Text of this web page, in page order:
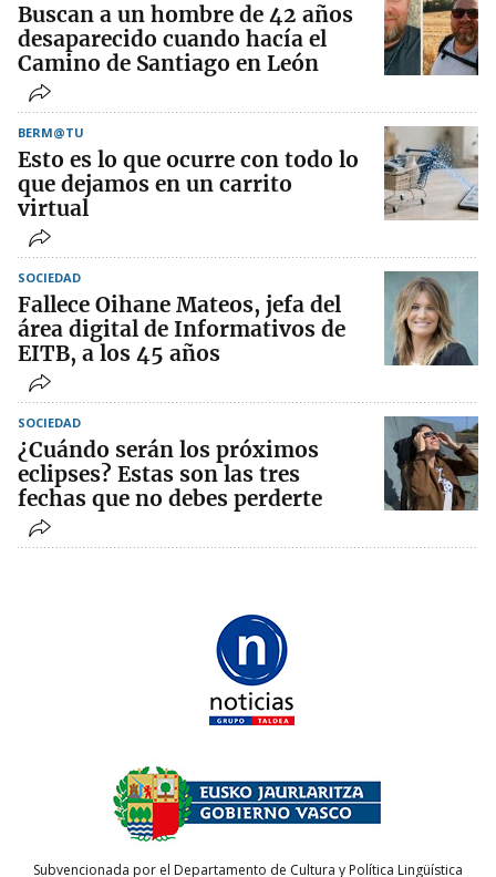
Buscan a un hombre de 42 años
desaparecido cuando hacía el
Camino de Santiago en León
BERM@TU
Esto es lo que ocurre con todo lo
que dejamos en un carrito
virtual
SOCIEDAD
Fallece Oihane Mateos, jefa del
área digital de Informativos de
EITB, a los 45 años
SOCIEDAD
¿Cuándo serán los próximos
eclipses? Estas son las tres
fechas que no debes perderte
Subvencionada por el Departamento de Cultura y Política Lingüística